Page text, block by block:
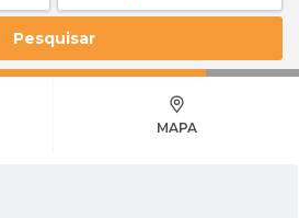
Pesquisar
MAPA